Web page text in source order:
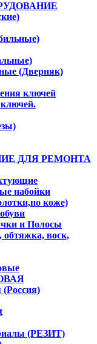
(Дверняк)
ключей
ДЛЯ РЕМОНТА
набойки
коже)
и Полосы
обтяжка, воск,
(РЕЗИТ)